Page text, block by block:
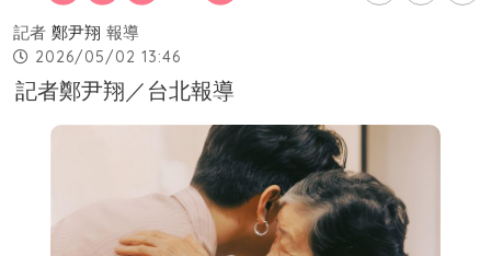
記者 鄭尹翔 報導
2026/05/02 13:46
記者鄭尹翔／台北報導